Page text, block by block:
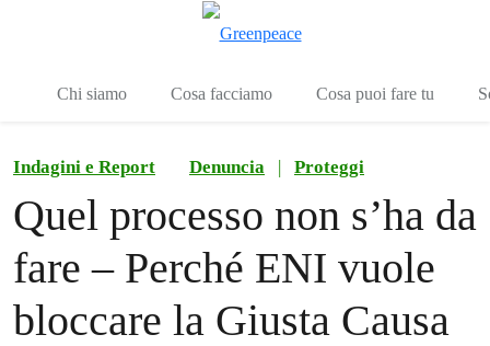
Chi siamo Cosa facciamo Cosa puoi fare tu
Indagini e Report Denuncia | Proteggi
Quel processo non s’ha da
fare – Perché ENI vuole
bloccare la Giusta Causa